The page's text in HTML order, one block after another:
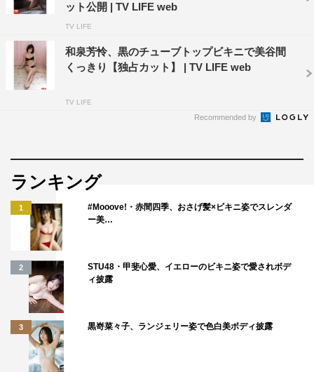
ット公開 | TV LIFE web
TV LIFE
和泉芳怜、黒のチューブトップビキニで美谷間
くっきり【独占カット】 | TV LIFE web
TV LIFE
Recommended by
ランキング
1
#Mooove!・赤間四季、おさげ髪×ビキニ姿でスレンダ
ー美…
2
STU48・甲斐心愛、イエローのビキニ姿で愛されボデ
ィ披露
3 黒嵜菜々子、ランジェリー姿で色白美ボディ披露